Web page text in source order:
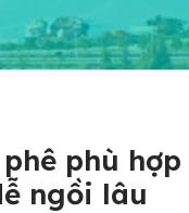
phù
ngồi lâu